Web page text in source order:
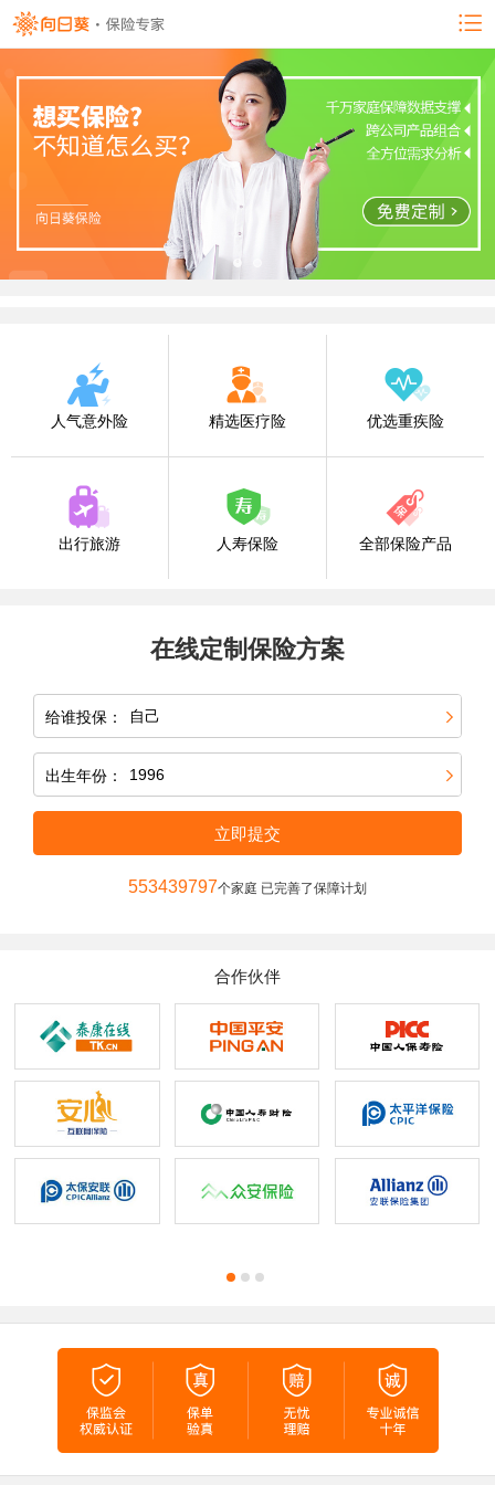
人气意外险 精选医疗险 优选重疾险
出行旅游 人寿保险 全部保险产品
在线定制保险方案
给谁投保：
出生年份：
立即提交
553439797个家庭 已完善了保障计划
合作伙伴